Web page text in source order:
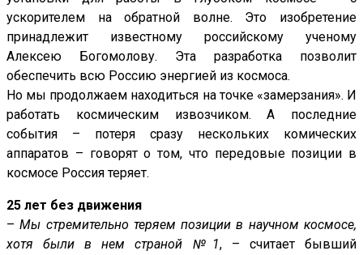
ускорителем на обратной волне. Это изобретение
принадлежит известному российскому ученому
Алексею Богомолову. Эта разработка позволит
обеспечить всю Россию энергией из космоса.
Но мы продолжаем находиться на точке «замерзания». И
работать космическим извозчиком. А последние
события – потеря сразу нескольких комических
аппаратов – говорят о том, что передовые позиции в
космосе Россия теряет.
25 лет без движения
–Мы стремительно теряем позиции в научном космосе,
хотя были в нем страной №1, – считает бывший